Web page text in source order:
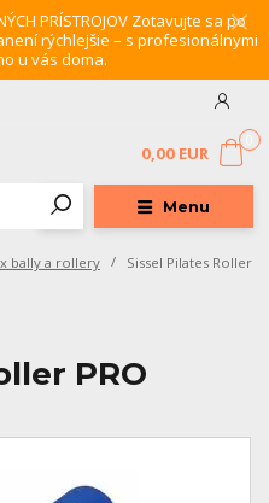
PRÍSTROJOV Zotavujte sa po
rýchlejšie – s profesionálnymi
u vás doma.
Menu
0,00 EUR
bally a rollery
Sissel Pilates Roller
PRO